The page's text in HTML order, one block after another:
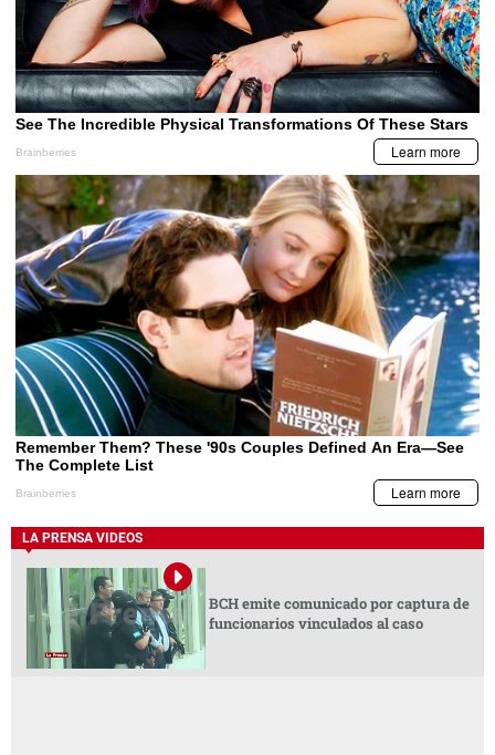
LA PRENSA VIDEOS
BCH emite comunicado por captura de
funcionarios vinculados al caso